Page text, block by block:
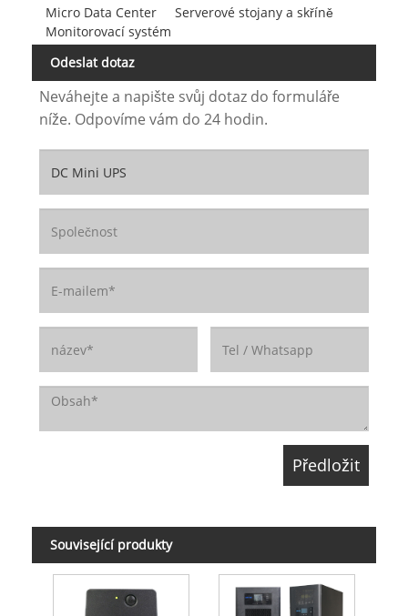
Micro Data Center
Serverové stojany a skříně
Monitorovací systém
Odeslat dotaz
Neváhejte a napište svůj dotaz do formuláře
níže. Odpovíme vám do 24 hodin.
Související produkty